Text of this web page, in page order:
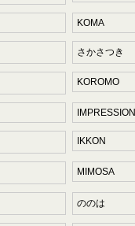
KOMA
さかさつき
KOROMO
IMPRESSION
IKKON
MIMOSA
ののは